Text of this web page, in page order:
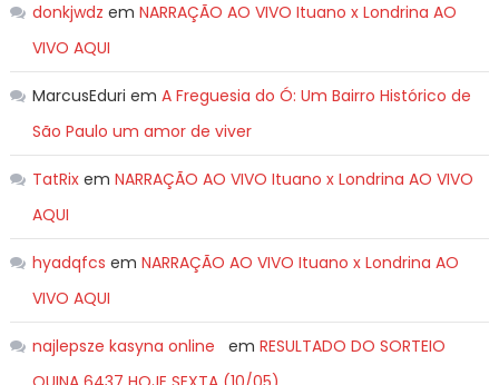
donkjwdz em NARRAÇÃO AO VIVO Ituano x Londrina AO
VIVO AQUI
MarcusEduri em A Freguesia do Ó: Um Bairro Histórico de
São Paulo um amor de viver
TatRixem NARRAÇÃO AO VIVO Ituano x Londrina AO VIVO
AQUI
hyadqfcs em NARRAÇÃO AO VIVO Ituano x Londrina AO
VIVO AQUI
najlepsze kasyna online em RESULTADO DO SORTEIO